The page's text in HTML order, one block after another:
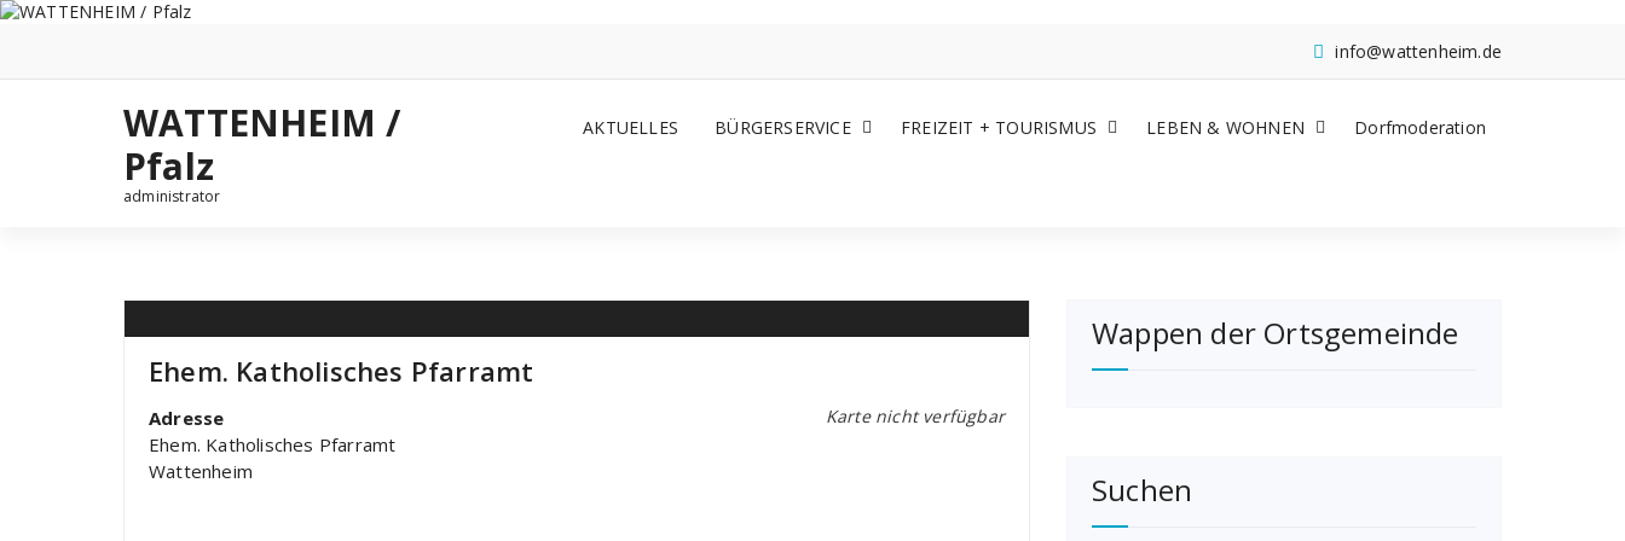
Zum
info@wattenheim.de
WATTENHEIM /
Pfalz
administrator
AKTUELLES BÜRGERSERVICE FREIZEIT + TOURISMUS LEBEN & WOHNEN Dorfmoderation
Ehem. Katholisches Pfarramt
Karte nicht verfügbar
Adresse
Ehem. Katholisches Pfarramt
Wattenheim
Wappen der Ortsgemeinde
Suchen